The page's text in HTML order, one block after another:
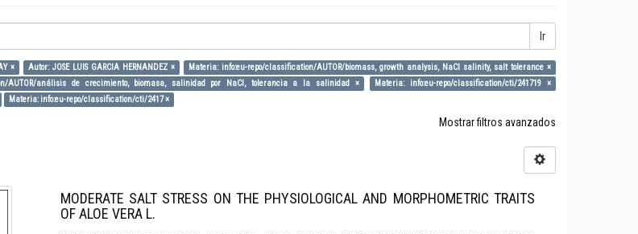
Ir
× Autor: JOSE LUIS GARCIA HERNANDEZ ×
Materia: info:eu-repo/classification/AUTOR/biomass, growth analysis, NaCl salinity, salt tolerance ×
AUTOR/análisis de crecimiento, biomasa, salinidad por NaCl, tolerancia a la salinidad ×
Materia: info:eu-repo/classification/cti/241719 ×
Materia: info:eu-repo/classification/cti/2417 ×
Mostrar filtros avanzados
MODERATE SALT STRESS ON THE PHYSIOLOGICAL AND MORPHOMETRIC TRAITS
OF ALOE VERA L.